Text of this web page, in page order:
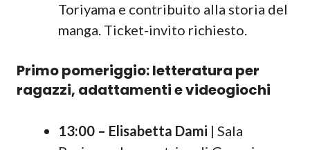
Toriyama e contribuito alla storia del
manga. Ticket-invito richiesto.
Primo pomeriggio: letteratura per
ragazzi, adattamenti e videogiochi
13:00 – Elisabetta Dami | Sala